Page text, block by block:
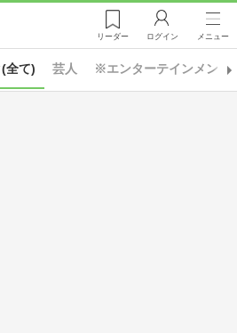
リーダー ログイン メニュー
全て) ※エンターテインメント
芸人